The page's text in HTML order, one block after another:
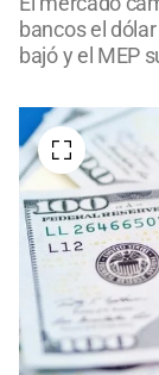
bancos el
bajó y el MEP